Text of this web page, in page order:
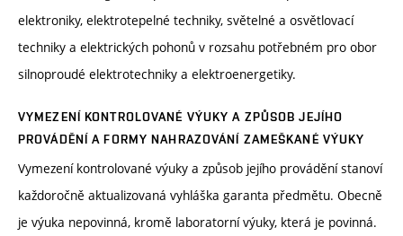
elektroniky, elektrotepelné techniky, světelné a osvětlovací
techniky a elektrických pohonů v rozsahu potřebném pro obor
silnoproudé elektrotechniky a elektroenergetiky.
VYMEZENÍ KONTROLOVANÉ VÝUKY A ZPŮSOB JEJÍHO
PROVÁDĚNÍ A FORMY NAHRAZOVÁNÍ ZAMEŠKANÉ VÝUKY
Vymezení kontrolované výuky a způsob jejího provádění stanoví
každoročně aktualizovaná vyhláška garanta předmětu. Obecně
je výuka nepovinná, kromě laboratorní výuky, která je povinná.